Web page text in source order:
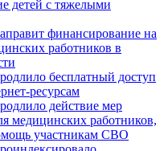
детей с тяжелыми
финансирование на
работников в
бесплатный доступ
ресурсам
действие мер
медицинских работников,
участникам СВО